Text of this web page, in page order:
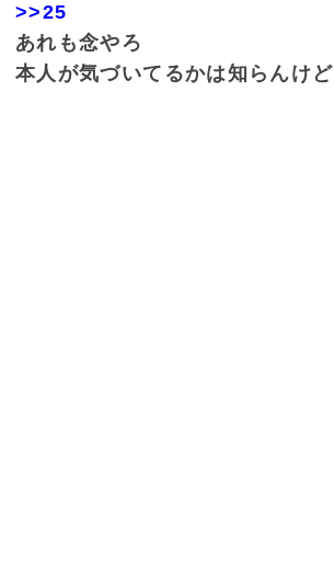
>>25
あれも念やろ
本人が気づいてるかは知らんけど